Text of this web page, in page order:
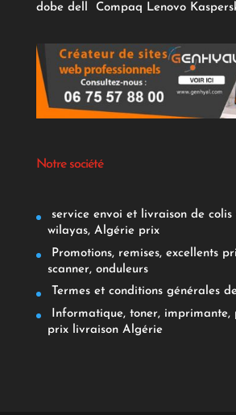
dobe dell Compaq Lenovo
Notre société
service envoi et livraison de colis
wilayas, Algérie prix
Promotions, remises, excellents
scanner, onduleurs
Termes et conditions générales
Informatique, toner, imprimante,
prix livraison Algérie